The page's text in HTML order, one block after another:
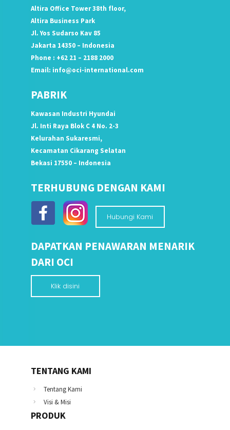
Altira Office Tower 38th floor,
Altira Business Park
Jl. Yos Sudarso Kav 85
Jakarta 14350 – Indonesia
Phone : +62 21 – 2188 2000
Email: info@oci-international.com
PABRIK
Kawasan Industri Hyundai
Jl. Inti Raya Blok C 4 No. 2-3
Kelurahan Sukaresmi,
Kecamatan Cikarang Selatan
Bekasi 17550 – Indonesia
TERHUBUNG DENGAN KAMI
Hubungi Kami
DAPATKAN PENAWARAN MENARIK
DARI OCI
Klik disini
TENTANG KAMI
Tentang Kami
Visi & Misi
PRODUK